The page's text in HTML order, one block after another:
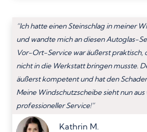
“Ich hatte einen Steinschlag in meiner
und wandte mich an diesen Autoglas-
Vor-Ort-Service war äußerst praktisch,
nicht in die Werkstatt bringen musste.
äußerst kompetent und hat den
Meine Windschutzscheibe sieht nun aus
professioneller Service!”
Kathrin M.